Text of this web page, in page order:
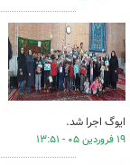
ایوگ اجرا شد.
۱۹ فروردین ۰۵ - ۱۳:۵۱